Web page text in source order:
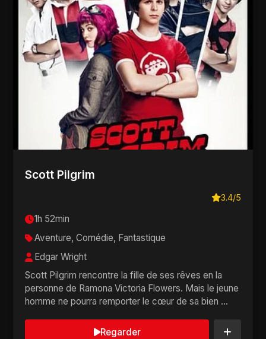
Scott Pilgrim
3.4/5
1h 52min
Aventure, Comédie, Fantastique
Edgar Wright
Scott Pilgrim rencontre la fille de ses rêves en la
personne de Ramona Victoria Flowers. Mais le jeune
homme ne pourra remporter le cœur de sa bien ...
Regarder